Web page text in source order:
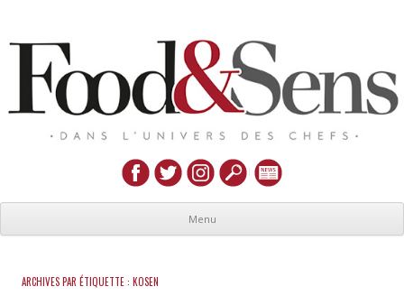
Menu
ARCHIVES PAR ÉTIQUETTE : KOSEN